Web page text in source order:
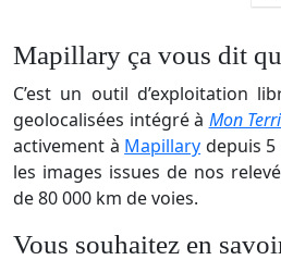
Mapillary ça vous dit
C’est un outil d’exploitation
geolocalisées intégré à Mon
activement à Mapillary depuis
les images issues de nos
de 80 000 km de voies.
Vous souhaitez en